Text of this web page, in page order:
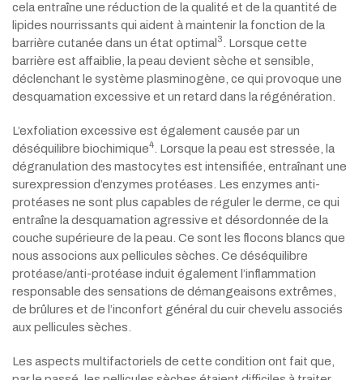
cela entraîne une réduction de la qualité et de la quantité de
lipides nourrissants qui aident à maintenir la fonction de la
barrière cutanée dans un état optimal 3
. Lorsque cette
barrière est affaiblie, la peau devient sèche et sensible,
déclenchant le système plasminogène, ce qui provoque une
desquamation excessive et un retard dans la régénération.
L’exfoliation excessive est également causée par un
déséquilibre biochimique4
. Lorsque la peau est stressée, la
dégranulation des mastocytes est intensifiée, entraînant une
surexpression d’enzymes protéases. Les enzymes anti-
protéases ne sont plus capables de réguler le derme, ce qui
entraîne la desquamation agressive et désordonnée de la
couche supérieure de la peau. Ce sont les flocons blancs que
nous associons aux pellicules sèches. Ce déséquilibre
protéase/anti-protéase induit également l’inflammation
responsable des sensations de démangeaisons extrêmes,
de brûlures et de l’inconfort général du cuir chevelu associés
aux pellicules sèches.
Les aspects multifactoriels de cette condition ont fait que,